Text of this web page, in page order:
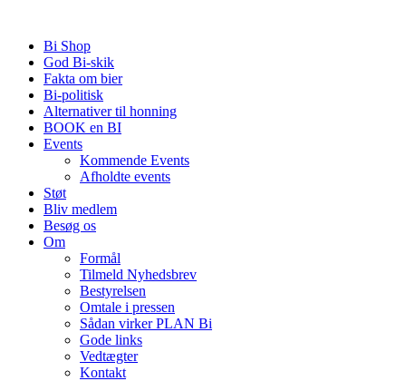
indholdBi Shop
God Bi-skik
Fakta om bier
Bi-politisk
Alternativer til honning
BOOK en BI
Events
Kommende Events
Afholdte events
Støt
Bliv medlem
Besøg os
Om
Formål
Tilmeld Nyhedsbrev
Bestyrelsen
Omtale i pressen
Sådan virker PLAN Bi
Gode links
Vedtægter
Kontakt